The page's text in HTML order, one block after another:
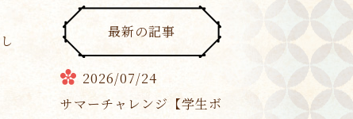
最新の記事
2026/07/24
サマーチャレンジ【学生ボ